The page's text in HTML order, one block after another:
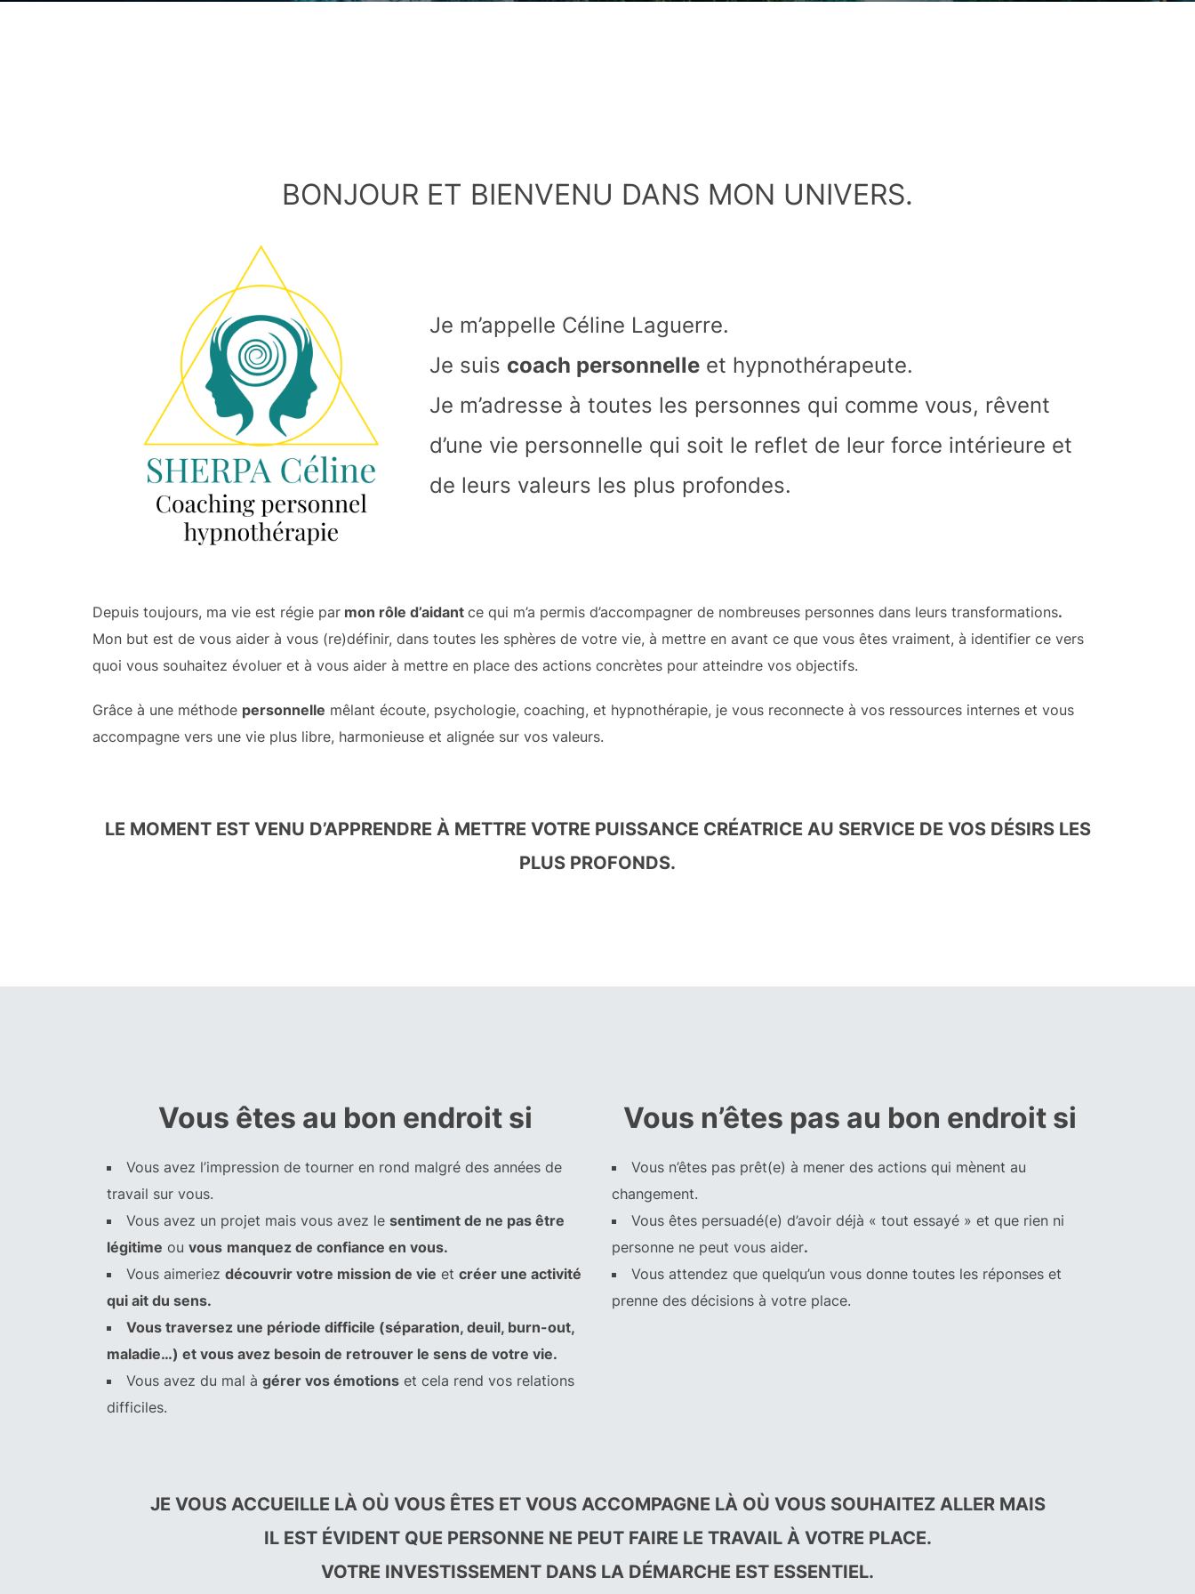
BONJOUR ET BIENVENU DANS MON UNIVERS.
Je m’appelle Céline Laguerre.
Je suis coach personnelleet hypnothérapeute.
Je m’adresse à toutes les personnes qui comme vous, rêvent
d’une vie personnelle qui soit le reflet de leur force intérieure et
de leurs valeurs les plus profondes.
Depuis toujours, ma vie est régie par mon rôle d’aidant ce qui m’a permis d’accompagner de nombreuses personnes dans leurs transformations.
Mon but est de vous aider à vous (re)définir, dans toutes les sphères de votre vie, à mettre en avant ce que vous êtes vraiment, à identifier ce vers
quoi vous souhaitez évoluer et à vous aider à mettre en place des actions concrètes pour atteindre vos objectifs.
​Grâce à une méthode personnelle mêlant écoute, psychologie, coaching, et hypnothérapie, je vous reconnecte à vos ressources internes et vous
accompagne vers une vie plus libre, harmonieuse et alignée sur vos valeurs.
LE MOMENT EST VENU D’APPRENDRE À METTRE VOTRE PUISSANCE CRÉATRICE AU SERVICE DE VOS DÉSIRS LES
PLUS PROFONDS.
Vous êtes au bon endroit si
Vous avez l’impression de tourner en rond malgré des années de
travail sur vous.
Vous avez un projet mais vous avez le sentiment de ne pas être
légitime ou vous manquez de confiance en vous.
Vous aimeriez découvrir votre mission de vie et créer une activité
qui ait du sens.
Vous traversez une période difficile (séparation, deuil, burn-out,
maladie…) et vous avez besoin de retrouver le sens de votre vie.
Vous avez du mal à gérer vos émotions et cela rend vos relations
difficiles.
Vous n’êtes pas au bon endroit si
Vous n’êtes pas prêt(e) à mener des actions qui mènent au
changement.
Vous êtes persuadé(e) d’avoir déjà « tout essayé » et que rien ni
personne ne peut vous aider.
Vous attendez que quelqu’un vous donne toutes les réponses et
prenne des décisions à votre place.
JE VOUS ACCUEILLE LÀ OÙ VOUS ÊTES ET VOUS ACCOMPAGNE LÀ OÙ VOUS SOUHAITEZ ALLER MAIS
IL EST ÉVIDENT QUE PERSONNE NE PEUT FAIRE LE TRAVAIL À VOTRE PLACE.
VOTRE INVESTISSEMENT DANS LA DÉMARCHE EST ESSENTIEL.